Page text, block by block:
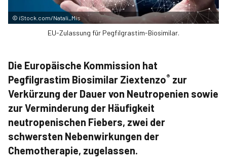
© iStock.com/Natali_Mis
EU-Zulassung für Pegfilgrastim-Biosimilar.
Die Europäische Kommission hat
Pegfilgrastim Biosimilar Ziextenzo® zur
Verkürzung der Dauer von Neutropenien sowie
zur Verminderung der Häufigkeit
neutropenischen Fiebers, zwei der
schwersten Nebenwirkungen der
Chemotherapie, zugelassen.